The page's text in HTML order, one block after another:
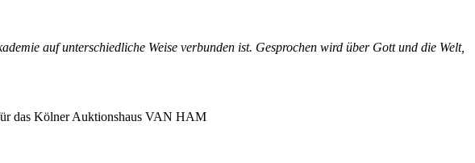
auf unterschiedliche Weise verbunden ist. Gesprochen wird über Gott und die Welt,
das Kölner Auktionshaus VAN HAM